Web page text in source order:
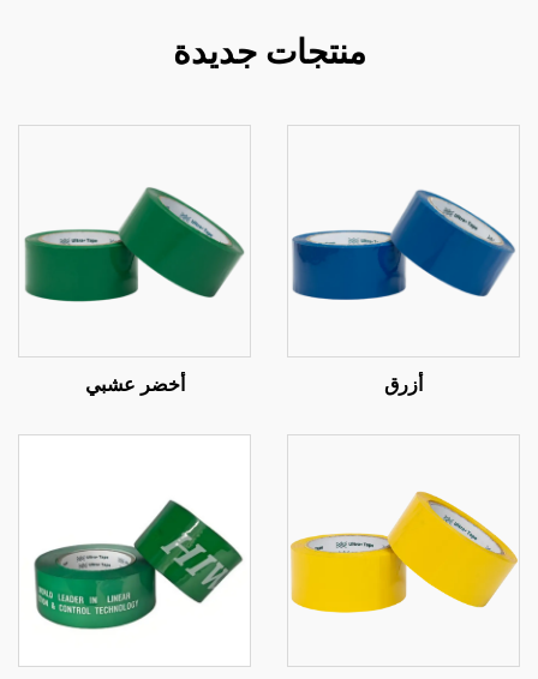
منتجات جديدة
أزرق أخضر عشبي